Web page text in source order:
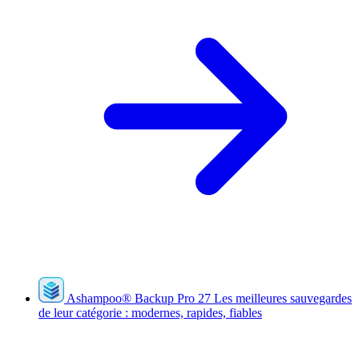
Ashampoo® Backup Pro 27 Les meilleures sauvegardes
de leur catégorie : modernes, rapides, fiables